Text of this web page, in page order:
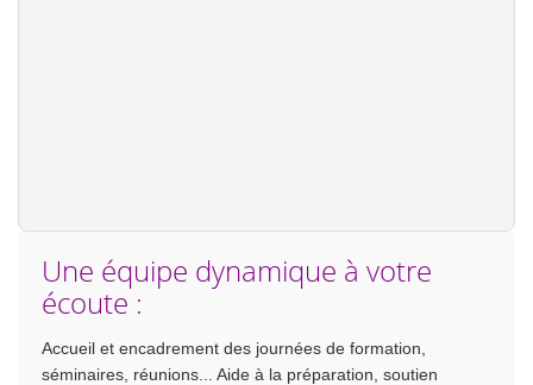
Une équipe dynamique à votre
écoute :
Accueil et encadrement des journées de formation,
séminaires, réunions... Aide à la préparation, soutien